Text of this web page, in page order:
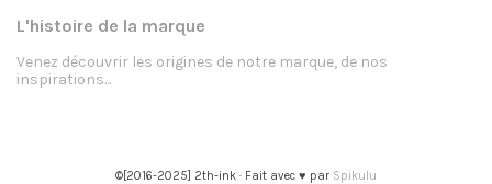
L'histoire de la marque
Venez découvrir les origines de notre marque, de nos
inspirations...
©[2016-2025] 2th-ink · Fait avec ♥ par Spikulu